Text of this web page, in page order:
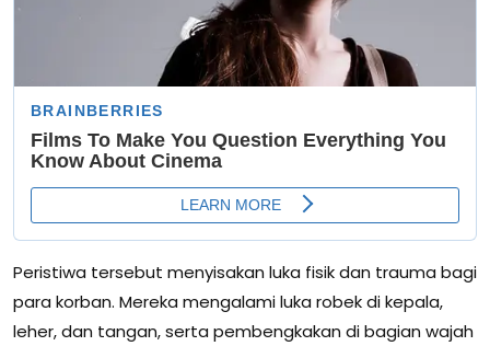
Peristiwa tersebut menyisakan luka fisik dan trauma bagi
para korban. Mereka mengalami luka robek di kepala,
leher, dan tangan, serta pembengkakan di bagian wajah